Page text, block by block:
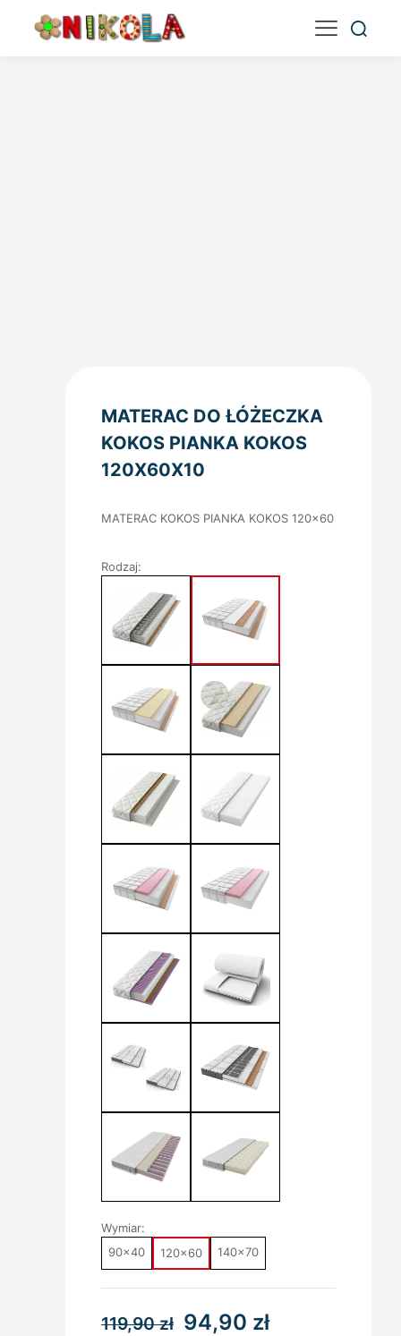
MATERAC DO ŁÓŻECZKA
KOKOS PIANKA KOKOS
120X60X10
MATERAC KOKOS PIANKA KOKOS 120×60
Rodzaj:
Wymiar:
90x40
120x60 140x70
119,90zł Pierwotna
94,90 złAktualna